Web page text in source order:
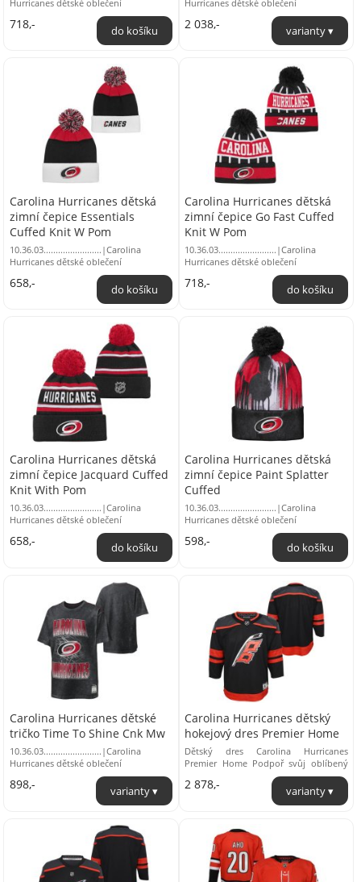
Hurricanes dětské oblečení
718,-
Hurricanes dětské oblečení
2 038,-
Carolina Hurricanes dětská
zimní čepice Essentials
Cuffed Knit W Pom
10.36.03........................|Carolina
Hurricanes dětské oblečení
658,-
Carolina Hurricanes dětská
zimní čepice Go Fast Cuffed
Knit W Pom
10.36.03........................|Carolina
Hurricanes dětské oblečení
718,-
Carolina Hurricanes dětská
zimní čepice Jacquard Cuffed
Knit With Pom
10.36.03........................|Carolina
Hurricanes dětské oblečení
658,-
Carolina Hurricanes dětská
zimní čepice Paint Splatter
Cuffed
10.36.03........................|Carolina
Hurricanes dětské oblečení
598,-
Carolina Hurricanes dětské
tričko Time To Shine Cnk Mw
10.36.03........................|Carolina
Hurricanes dětské oblečení
898,-
Carolina Hurricanes dětský
hokejový dres Premier Home
Dětský dres Carolina Hurricanes
Premier Home Podpoř svůj oblíbený
tým a trénuj ve stejných dresech jako
profesionální ...
2 878,-